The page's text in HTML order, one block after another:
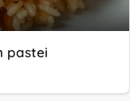
pastei